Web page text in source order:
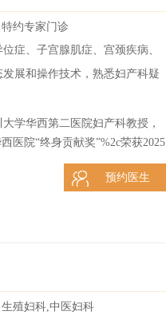
特约专家门诊
症、子宫腺肌症、宫颈疾病、
展和操作技术，熟悉妇产科疑
学华西第二医院妇产科教授，
医院“终身贡献奖”%2c荣获2025
预约医生
生殖妇科,中医妇科